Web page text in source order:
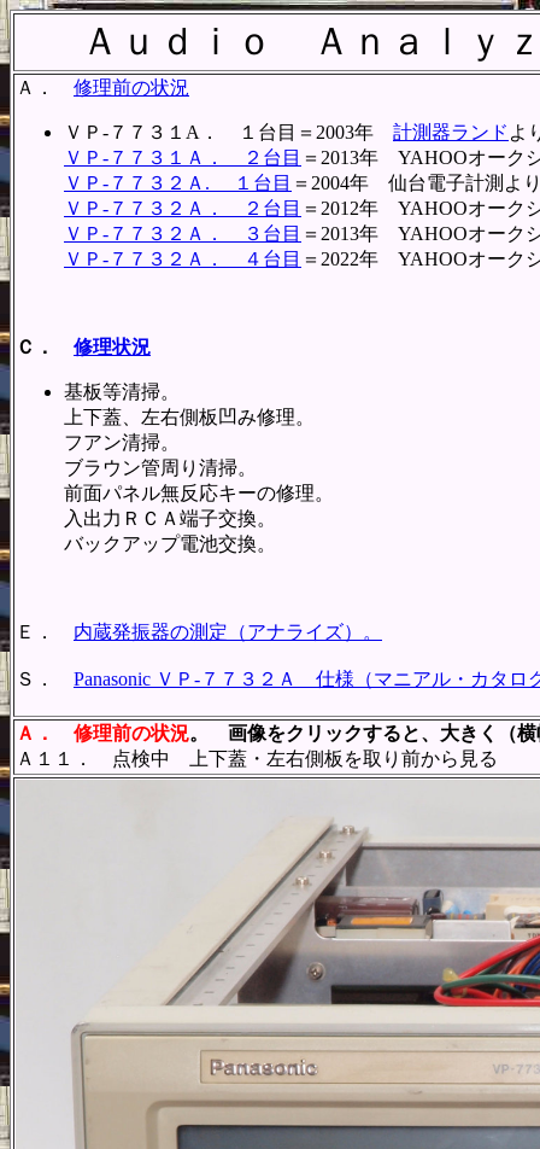
Ａｕｄｉｏ Ａｎａｌｙ
Ａ． 修理前の状況
ＶＰ-７７３１A． １台目＝2003年 計測器ランド よ
ＶＰ-７７３１Ａ． ２台目 ＝2013年 YAHOOオーク
ＶＰ-７７３２Ａ. １台目 ＝2004年 仙台電子計測よ
ＶＰ-７７３２Ａ． ２台目 ＝2012年 YAHOOオーク
ＶＰ-７７３２Ａ． ３台目 ＝2013年 YAHOOオーク
ＶＰ-７７３２Ａ． ４台目 ＝2022年 YAHOOオーク
Ｃ． 修理状況
基板等清掃。
上下蓋、左右側板凹み修理。
フアン清掃。
ブラウン管周り清掃。
前面パネル無反応キーの修理。
入出力ＲＣＡ端子交換。
バックアップ電池交換。
Ｅ． 内蔵発振器の測定（アナライズ）。
Ｓ． Panasonic ＶＰ-７７３２Ａ 仕様（マニアル・カタロ
Ａ． 修理前の状況。 画像をクリックすると、大きく（横
Ａ１１． 点検中 上下蓋・左右側板を取り前から見る